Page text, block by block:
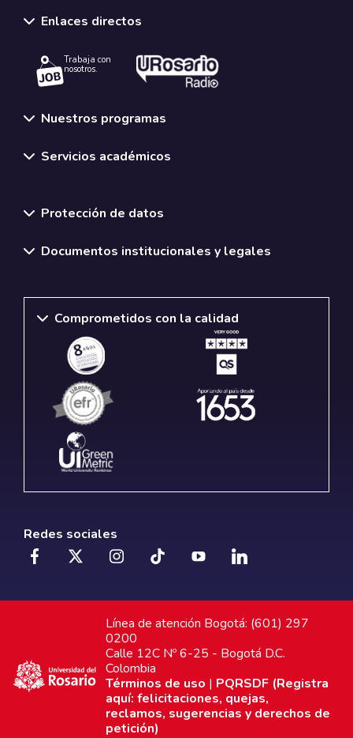
Enlaces directos
Trabaja con
nosotros.
Nuestros programas
Servicios académicos
Protección de datos
Documentos institucionales y legales
Comprometidos con la calidad
Redes sociales
Línea de atención Bogotá: (601) 297
0200
Calle 12C Nº 6-25 - Bogotá D.C.
Colombia
Términos de uso | PQRSDF (Registra
aquí: felicitaciones, quejas,
reclamos, sugerencias y derechos de
petición)